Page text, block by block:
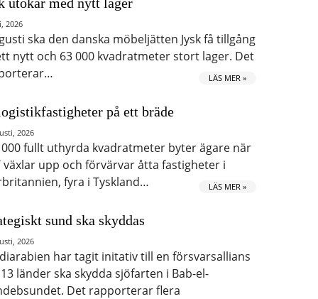
2026
ska den danska möbeljätten Jysk få tillgång
nytt och 63 000 kvadratmeter stort lager. Det
LÄS MER »
på ett bräde
2026
000 fullt uthyrda kvadratmeter byter ägare när
växlar upp och förvärvar åtta fastigheter i
fyra i Tyskland…
LÄS MER »
sund ska skyddas
2026
har tagit initativ till en försvarsallians
länder ska skydda sjöfarten i Bab-el-
Det rapporterar flera